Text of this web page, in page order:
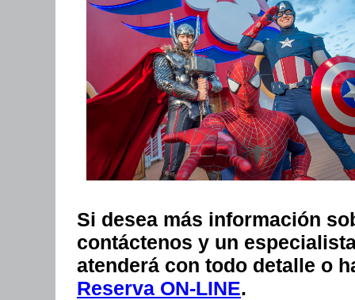
Si desea más información
contáctenos y un
atenderá con todo detalle o
Reserva ON-LINE.